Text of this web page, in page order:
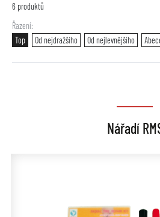
6 produktů
Řazení
Top
Od nejdražšího Od nejlevnějšího
Nářadí